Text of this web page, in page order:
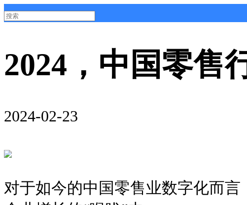
2024，中国零售
2024-02-23
对于如今的中国零售业数字化而